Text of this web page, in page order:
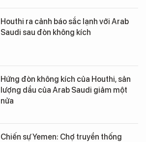
Houthi ra cảnh báo sắc lạnh với Arab
Saudi sau đòn không kích
Hứng đòn không kích của Houthi, sản
lượng dầu của Arab Saudi giảm một
nửa
Chiến sự Yemen: Chợ truyền thống